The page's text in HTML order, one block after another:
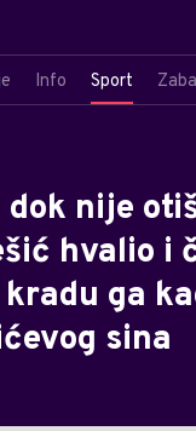
Info Sport
nije
hvalio i
ga
sina